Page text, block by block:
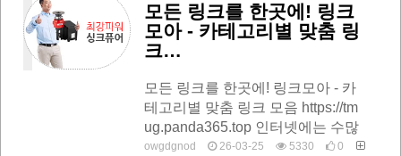
모든 링크를 한곳에! 링크
모아 - 카테고리별 맞춤 링
크…
모든 링크를 한곳에! 링크모아 - 카
테고리별 맞춤 링크 모음 https://tm
ug.panda365.top 인터넷에는 수많
은 정보와 사이트가 있지만, 매번
owgdgnod 26-03-25 5330 0